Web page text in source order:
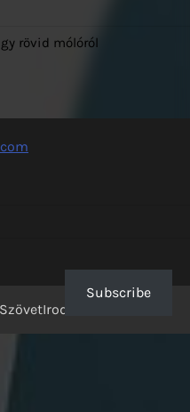
rövid mólóról
SzövetIrodalom
Subscribe